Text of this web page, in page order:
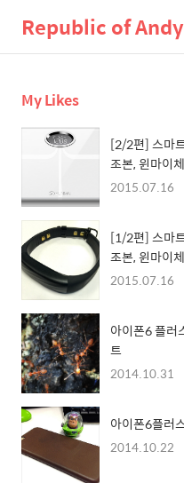
Republic of
My Likes
[2/2편] 스마
조본, 윈마이
2015.07.16
[1/2편] 스마
조본, 윈마이
2015.07.16
아이폰6 플러
트
2014.10.31
아이폰6플러
2014.10.22